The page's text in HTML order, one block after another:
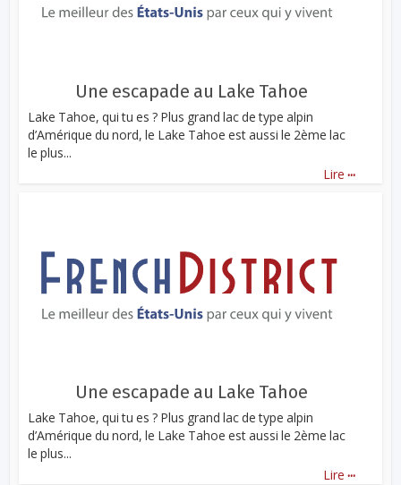
Une escapade au Lake Tahoe
Lake Tahoe, qui tu es ? Plus grand lac de type alpin
d’Amérique du nord, le Lake Tahoe est aussi le 2ème lac
le plus...
Lire ...
Une escapade au Lake Tahoe
Lake Tahoe, qui tu es ? Plus grand lac de type alpin
d’Amérique du nord, le Lake Tahoe est aussi le 2ème lac
le plus...
Lire ...